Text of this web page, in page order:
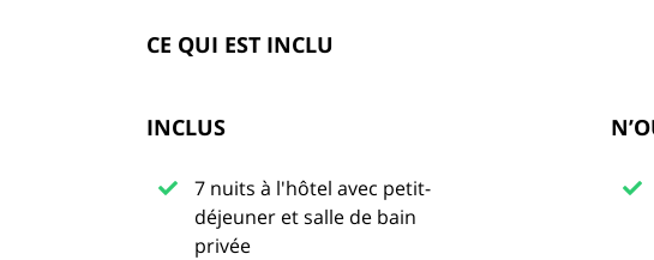
CE QUI EST INCLU
INCLUS
7 nuits à l'hôtel avec petit-
déjeuner et salle de bain
privée